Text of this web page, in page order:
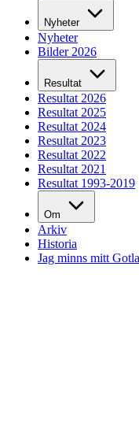
Nyheter
Nyheter
Bilder 2026
Resultat
Resultat 2026
Resultat 2025
Resultat 2024
Resultat 2023
Resultat 2022
Resultat 2021
Resultat 1993-2019
Om
Arkiv
Historia
Jag minns mitt